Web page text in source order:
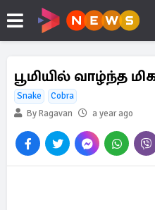
பூமியில் வாழ்ந்த
Snake
Cobra
By Ragavan
a year ago